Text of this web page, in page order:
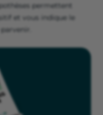
permettent
et vous indique le